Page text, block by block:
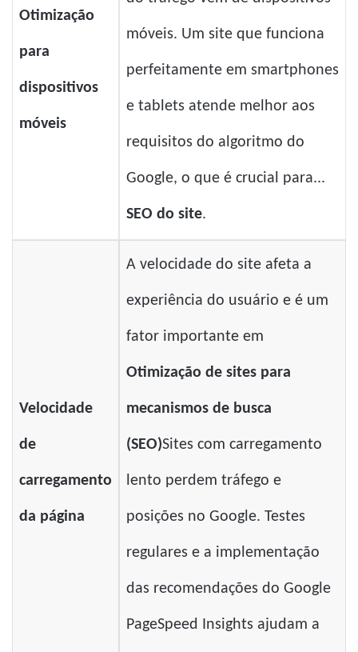
Otimização
para
dispositivos
móveis
móveis. Um site que funciona
perfeitamente em smartphones
e tablets atende melhor aos
requisitos do algoritmo do
Google, o que é crucial para...
SEO do site.
Velocidade
de
carregamento
da página
A velocidade do site afeta a
experiência do usuário e é um
fator importante em
Otimização de sites para
mecanismos de busca
(SEO)Sites com carregamento
lento perdem tráfego e
posições no Google. Testes
regulares e a implementação
das recomendações do Google
PageSpeed ​​Insights ajudam a